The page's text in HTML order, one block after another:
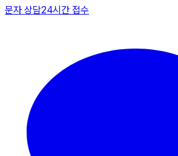
문자 상담24시간 접수